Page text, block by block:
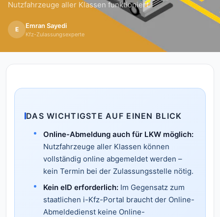
Nutzfahrzeuge aller Klassen funktioniert.
E Emran Sayedi
Kfz-Zulassungsexperte
DAS WICHTIGSTE AUF EINEN BLICK
Online-Abmeldung auch für LKW möglich:
Nutzfahrzeuge aller Klassen können
vollständig online abgemeldet werden –
kein Termin bei der Zulassungsstelle nötig.
Kein eID erforderlich:Im Gegensatz zum
staatlichen i-Kfz-Portal braucht der Online-
Abmeldedienst keine Online-